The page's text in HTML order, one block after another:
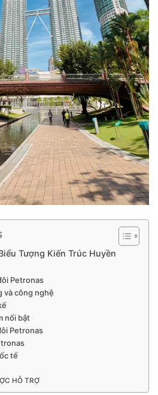
Tượng Kiến Trúc Huyền
Petronas
và công nghệ
nổi bật
Petronas
tế
HỖ TRỢ